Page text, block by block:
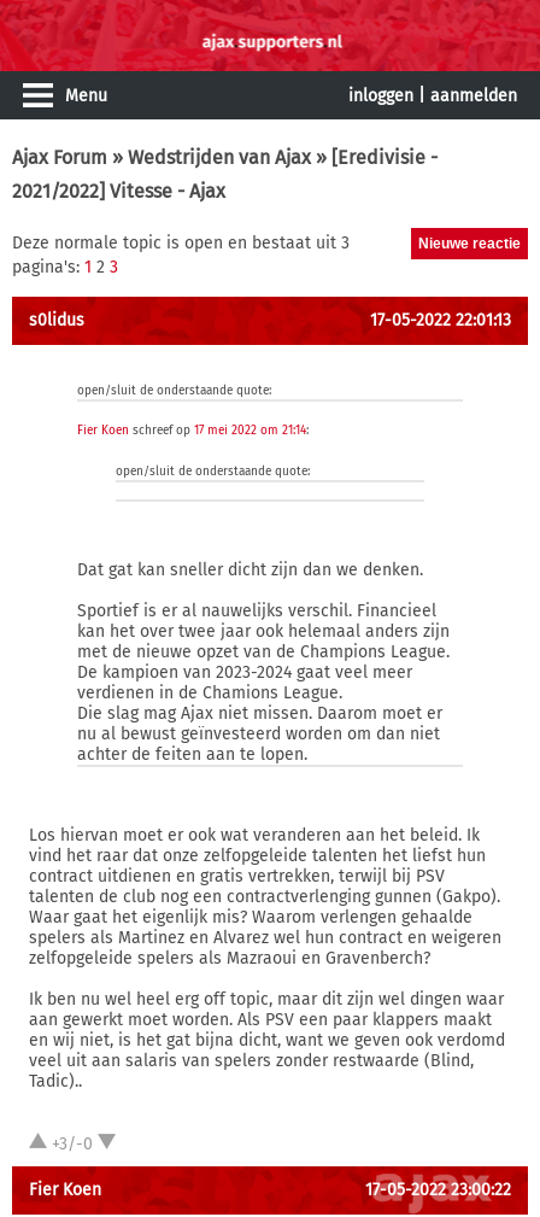
Menu inloggen aanmelden
Ajax Forum » Wedstrijden van Ajax» [Eredivisie -
2021/2022] Vitesse - Ajax
Deze normale topic is open en bestaat uit 3
pagina's: 1 2 3
s0lidus 17-05-2022 22:01:13
open/sluit de onderstaande quote:
Fier Koen schreef op 17 mei 2022 om 21:14:
open/sluit de onderstaande quote:
Dat gat kan sneller dicht zijn dan we denken.
Sportief is er al nauwelijks verschil. Financieel
kan het over twee jaar ook helemaal anders zijn
met de nieuwe opzet van de Champions League.
De kampioen van 2023-2024 gaat veel meer
verdienen in de Chamions League.
Die slag mag Ajax niet missen. Daarom moet er
nu al bewust geïnvesteerd worden om dan niet
achter de feiten aan te lopen.
Los hiervan moet er ook wat veranderen aan het beleid. Ik
vind het raar dat onze zelfopgeleide talenten het liefst hun
contract uitdienen en gratis vertrekken, terwijl bij PSV
talenten de club nog een contractverlenging gunnen (Gakpo).
Waar gaat het eigenlijk mis? Waarom verlengen gehaalde
spelers als Martinez en Alvarez wel hun contract en weigeren
zelfopgeleide spelers als Mazraoui en Gravenberch?
Ik ben nu wel heel erg off topic, maar dit zijn wel dingen waar
aan gewerkt moet worden. Als PSV een paar klappers maakt
en wij niet, is het gat bijna dicht, want we geven ook verdomd
veel uit aan salaris van spelers zonder restwaarde (Blind,
Tadic)..
+3/-0
Fier Koen 17-05-2022 23:00:22